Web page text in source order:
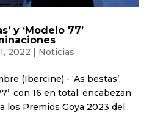
y ‘Modelo 77’
2022 | Noticias
(Ibercine).- ‘As bestas’,
con 16 en total, encabezan
los Premios Goya 2023 del